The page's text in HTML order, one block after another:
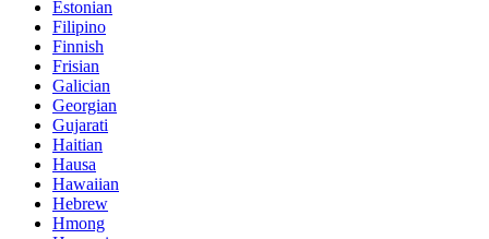
Estonian
Filipino
Finnish
Frisian
Galician
Georgian
Gujarati
Haitian
Hausa
Hawaiian
Hebrew
Hmong